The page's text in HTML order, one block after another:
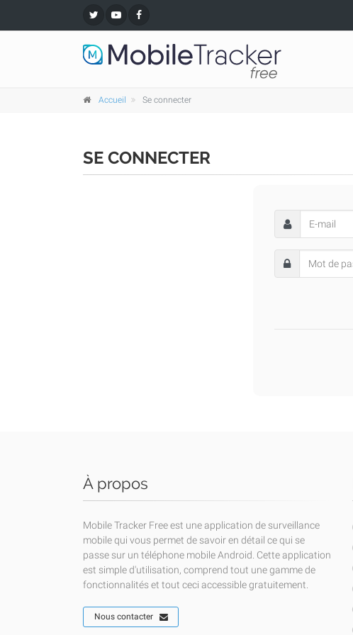
Accueil Se connecter
SE CONNECTER
À propos
Mobile Tracker Free est une application de surveillance
mobile qui vous permet de savoir en détail ce qui se
passe sur un téléphone mobile Android. Cette application
est simple d'utilisation, comprend tout une gamme de
fonctionnalités et tout ceci accessible gratuitement.
Nous contacter